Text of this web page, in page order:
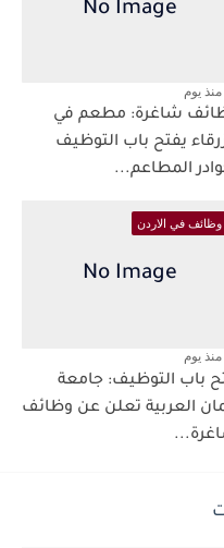
منذ يوم
شاغرة: مطعم في
يفتح باب التوظيف
المطاعم...
وظائف في الاردن
منذ يوم
باب التوظيف: جامعة
العربية تعلن عن وظائف